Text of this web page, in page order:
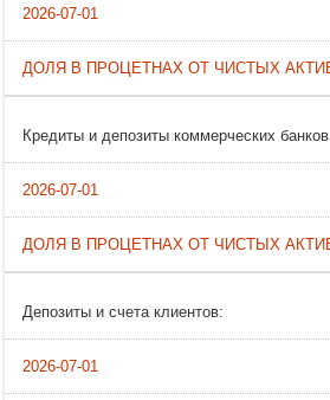
Кредиты и депозиты коммерческих банков
Депозиты и счета клиентов: